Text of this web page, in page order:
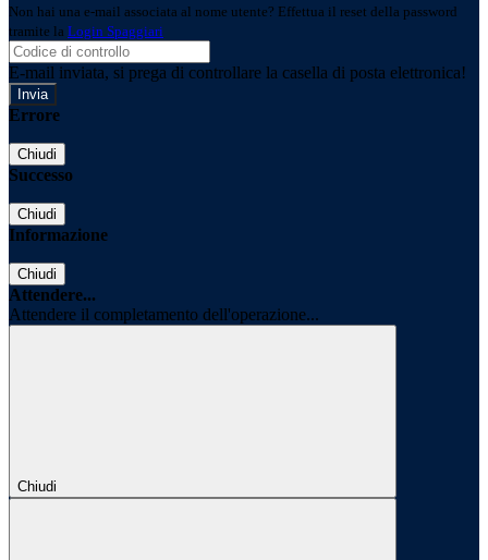
Non hai una e-mail associata al nome utente? Effettua il reset della password
tramite la Login Spaggiari
E-mail inviata, si prega di controllare la casella di posta elettronica!
Errore
Chiudi
Successo
Chiudi
Informazione
Chiudi
Attendere...
Attendere il completamento dell'operazione...
Chiudi